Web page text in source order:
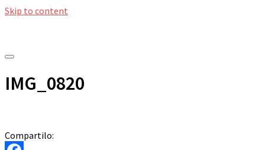
Skip to content
IMG_0820
Compartilo: